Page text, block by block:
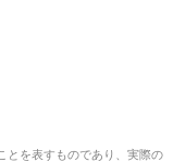
とを表すものであり、実際の